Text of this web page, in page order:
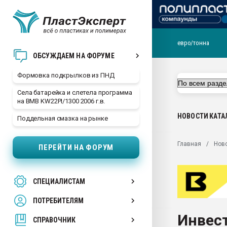
ОБСУЖДАЕМ НА ФОРУМЕ
Формовка подкрылков из ПНД
Села батарейка и слетела программа
на BMB KW22PI/1300 2006 г.в.
Поддельная смазка на рынке
ПЕРЕЙТИ НА ФОРУМ
СПЕЦИАЛИСТАМ
ПОТРЕБИТЕЛЯМ
СПРАВОЧНИК
29.07.2026 ФРП помог
Вакуум-формовочные
28.07.2026
первый план в
пластмасс
ситуацией на
евро/тонна
НОВОСТИ
Главная